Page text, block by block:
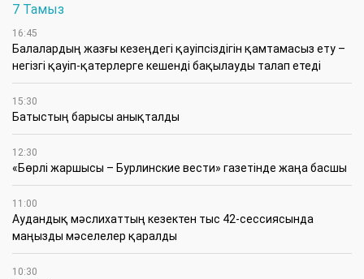
7 Тамыз
16:45
Балалардың жазғы кезеңдегі қауіпсіздігін қамтамасыз ету –
негізгі қауіп-қатерлерге кешенді бақылауды талап етеді
15:30
Батыстың барысы анықталды
12:30
«Бөрлі жаршысы – Бурлинские вести» газетінде жаңа басшы
11:00
Аудандық мәслихаттың кезектен тыс 42-сессиясында
маңызды мәселелер қаралды
10:30